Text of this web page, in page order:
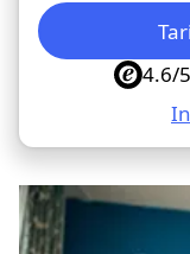
4.6/5